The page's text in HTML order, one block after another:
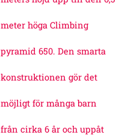
meter höga Climbing
pyramid 650. Den smarta
konstruktionen gör det
möjligt för många barn
från cirka 6 år och uppåt